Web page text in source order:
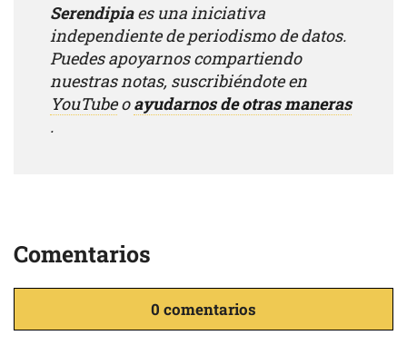
Serendipiaes una iniciativa
independiente de periodismo de datos.
Puedes apoyarnos compartiendo
nuestras notas, suscribiéndote en
YouTubeoayudarnos de otras maneras
.
Comentarios
0 comentarios